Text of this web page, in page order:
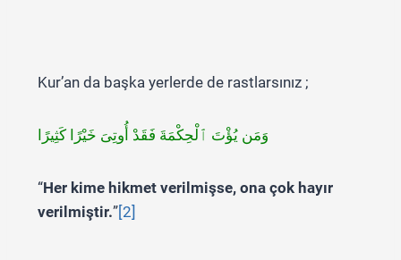
Kur’an da başka yerlerde de rastlarsınız ;
وَمَن يُؤْتَ ٱلْحِكْمَةَ فَقَدْ أُوتِىَ خَيْرًا كَثِيرًا
“Her kime hikmet verilmişse, ona çok hayır
verilmiştir.”[2]